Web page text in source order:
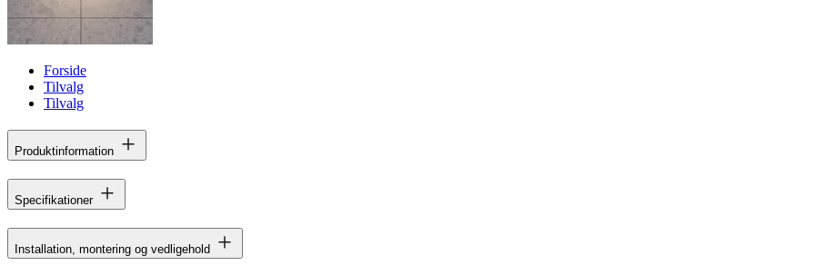
Forside
Tilvalg
Tilvalg
Produktinformation
Specifikationer
Installation, montering og vedligehold